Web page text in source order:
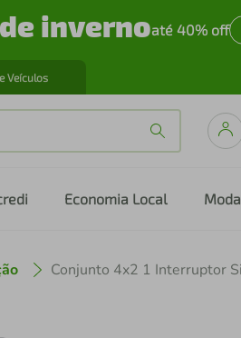
invernoaté 40% off
Veículos
Economia Local Moda